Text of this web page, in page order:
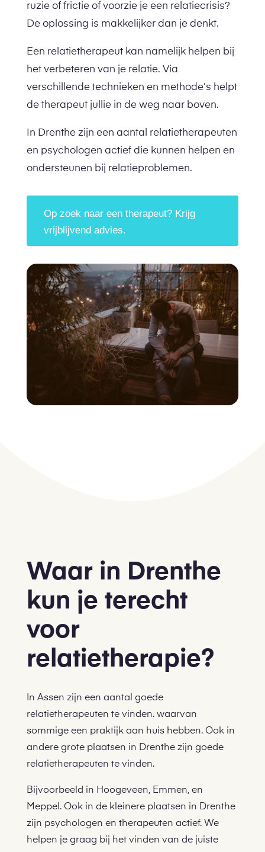
ruzie of frictie of voorzie je een relatiecrisis?
De oplossing is makkelijker dan je denkt.
Een relatietherapeut kan namelijk helpen bij
het verbeteren van je relatie. Via
verschillende technieken en methode’s helpt
de therapeut jullie in de weg naar boven.
In Drenthe zijn een aantal relatietherapeuten
en psychologen actief die kunnen helpen en
ondersteunen bij relatieproblemen.
Op zoek naar een therapeut? Krijg
vrijblijvend advies.
Waar in Drenthe
kun je terecht
voor
relatietherapie?
In Assen zijn een aantal goede
relatietherapeuten te vinden. waarvan
sommige een praktijk aan huis hebben. Ook in
andere grote plaatsen in Drenthe zijn goede
relatietherapeuten te vinden.
Bijvoorbeeld in Hoogeveen, Emmen, en
Meppel. Ook in de kleinere plaatsen in Drenthe
zijn psychologen en therapeuten actief. We
helpen je graag bij het vinden van de juiste